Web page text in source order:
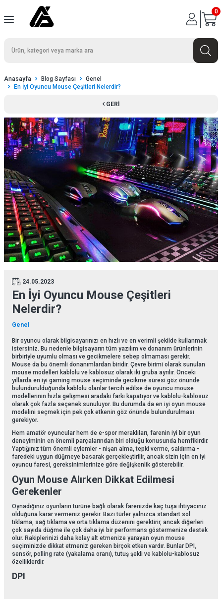
0
Anasayfa Blog Sayfası
Genel
En İyi Oyuncu Mouse Çeşitleri Nelerdir?
GERI
24.05.2023
En İyi Oyuncu Mouse Çeşitleri
Nelerdir?
Genel
Bir oyuncu olarak bilgisayarınızı en hızlı ve en verimli şekilde kullanmak
istersiniz. Bu nedenle bilgisayarın tüm yazılım ve donanım ürünlerinin
birbiriyle uyumlu olması ve gecikmelere sebep olmaması gerekir.
Mouse da bu önemli donanımlardan biridir. Çevre birimi olarak sunulan
mouse modelleri kablolu ve kablosuz olarak iki gruba ayrılır. Önceki
yıllarda en iyi gaming mouse seçiminde gecikme süresi göz önünde
bulundurulduğunda kablolu olanlar tercih edilse de oyuncu mouse
modellerinin hızla gelişmesi aradaki farkı kapatıyor ve kablolu-kablosuz
olarak çok fazla seçenek sunuluyor. Bu durumda da en iyi oyun mouse
modelini seçmek için pek çok etkenin göz önünde bulundurulması
gerekiyor.
Hem amatör oyuncular hem de e-spor meraklıları, farenin iyi bir oyun
deneyiminin en önemli parçalarından biri olduğu konusunda hemfikirdir.
Yaptığınız tüm önemli eylemler - nişan alma, tepki verme, saldırma -
faredeki uygun düğmeye basarak gerçekleştirilir, ancak sizin için en iyi
oyuncu faresi, gereksinimlerinize göre değişkenlik gösterebilir.
Oyun Mouse Alırken Dikkat Edilmesi
Gerekenler
Oynadığınız oyunların türüne bağlı olarak farenizde kaç tuşa ihtiyacınız
olduğuna karar vermeniz gerekir. Bazı türler yalnızca standart sol
tıklama, sağ tıklama ve orta tıklama düzenini gerektirir, ancak diğerleri
çok sayıda düğme ile çok daha iyi bir performans göstermenize destek
olur. Rakiplerinizi daha kolay alt etmenize yarayan oyun mouse
seçiminizde dikkat etmeniz gereken birçok etken vardır. Bunlar DPI,
sensör, polling rate (yakalama oranı), tutuş şekli ve kablolu-kablosuz
özelliklerdir.
DPI